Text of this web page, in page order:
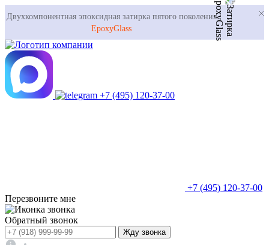
Двухкомпонентная эпоксидная затирка пятого поколения
EpoxyGlass
+7 (495) 120-37-00
+7 (495) 120-37-00
Перезвоните мне
Обратный звонок
Жду звонка